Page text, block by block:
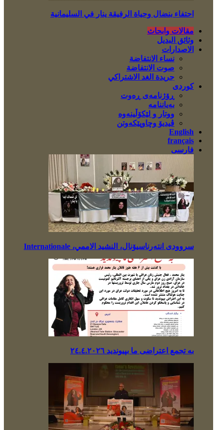
احتفاء بنضال وحياة الرفيقة ينار في السليمانية
مقالات وابحاث
وثائق البديل
الاصدارات
نساء الانتفاضة
صوت الانتفاضة
جريدة الغد الاشتراكي
کوردی
ڕۆژنامەی ڕەوت
بەیاننامە
ووتار و لێکۆڵینەوە
ڤیدیۆ وچاوپێکەوتن
English
français
فارسی
سروودی انتەرناسیۆنال، النشيد الاممي، Internationale
بە تجمع اعتراضی ما بپیوندید ٢٤.٤.٢٠٢٦